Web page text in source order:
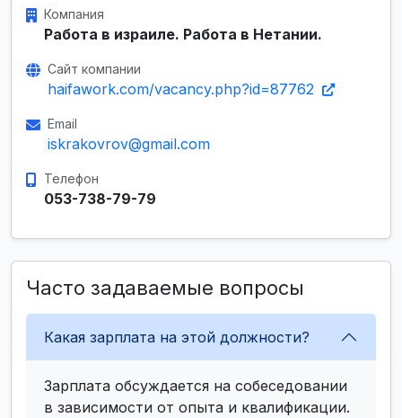
Компания
Работа в израиле. Работа в Нетании.
Сайт компании
haifawork.com/vacancy.php?id=87762
Email
iskrakovrov@gmail.com
Телефон
053-738-79-79
Часто задаваемые вопросы
Какая зарплата на этой должности?
Зарплата обсуждается на собеседовании
в зависимости от опыта и квалификации.